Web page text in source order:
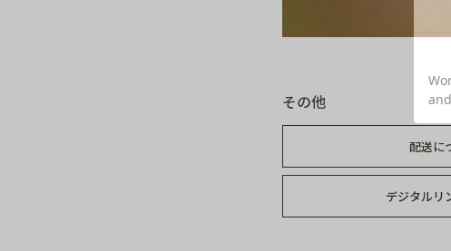
その他
配送に
デジタルリ